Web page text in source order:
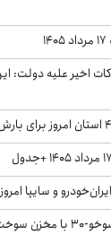
اخیر علیه دولت:
و سایپا امروز شنبه ۱۷